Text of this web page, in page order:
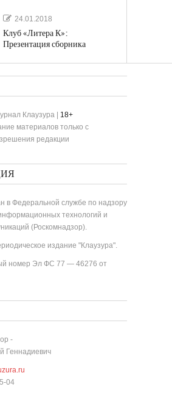
24.01.2018
Клуб «Литера К»:
Презентация сборника
Клаузура | 18+
материалов только с
редакции
в Федеральной службе по надзору
технологий и
(Роскомнадзор).
издание "Клаузура".
номер Эл ФС 77 — 46276 от
-
Геннадиевич
04